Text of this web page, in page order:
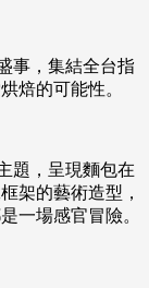
事，集結全台指
焙的可能性。
題，呈現麵包在
架的藝術造型，
一場感官冒險。